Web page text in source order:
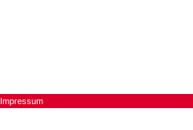
Impressum